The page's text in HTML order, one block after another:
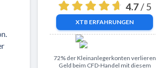
4.7 / 5
XTB ERFAHRUNGEN
Zu ActivTrades
72% der Kleinanlegerkonten verlieren
Geld beim CFD-Handel mit diesem